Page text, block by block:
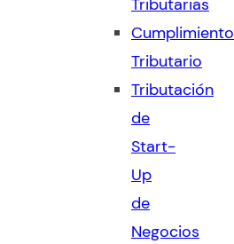
Tributarias
Cumplimiento
Tributario
Tributación
de
Start-
Up
de
Negocios